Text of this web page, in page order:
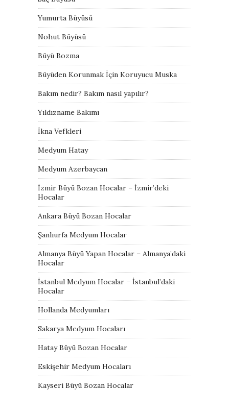
Yumurta Büyüsü
Nohut Büyüsü
Büyü Bozma
Büyüden Korunmak İçin Koruyucu Muska
Bakım nedir? Bakım nasıl yapılır?
Yıldızname Bakımı
İkna Vefkleri
Medyum Hatay
Medyum Azerbaycan
İzmir Büyü Bozan Hocalar – İzmir’deki
Hocalar
Ankara Büyü Bozan Hocalar
Şanlıurfa Medyum Hocalar
Almanya Büyü Yapan Hocalar – Almanya’daki
Hocalar
İstanbul Medyum Hocalar – İstanbul’daki
Hocalar
Hollanda Medyumları
Sakarya Medyum Hocaları
Hatay Büyü Bozan Hocalar
Eskişehir Medyum Hocaları
Kayseri Büyü Bozan Hocalar